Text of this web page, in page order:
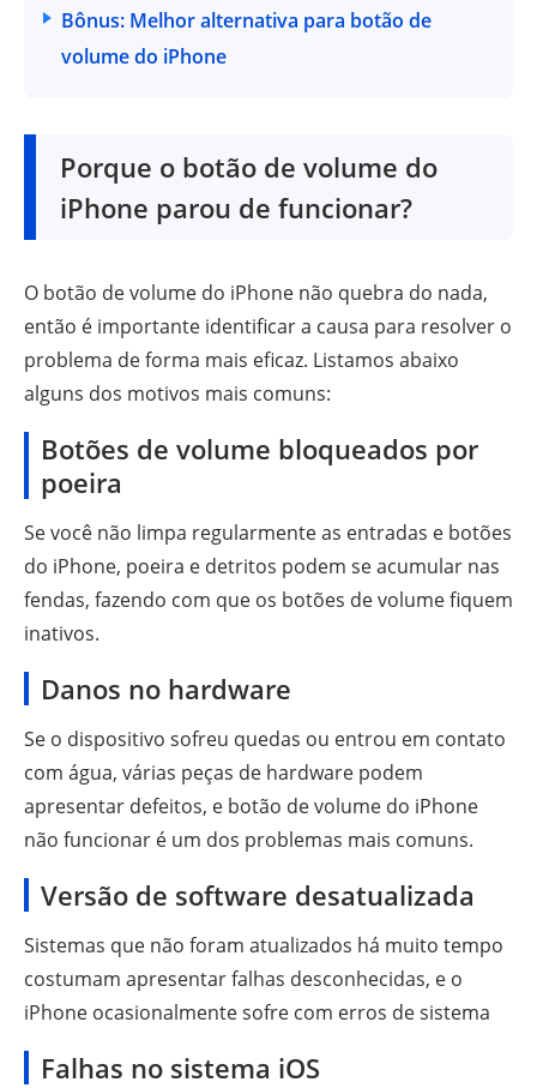
Método 2: Atualize o sistema iOS
Método 1: Remova a capa protetora do
iPhone
iPhone
Método 4: Verifique as configurações de
Método 6: Entre em contato com o Suporte
da Apple para reparar o firmware
Bônus: Melhor alternativa para botão de
volume do iPhone
Porque o botão de volume do
iPhone parou de funcionar?
O botão de volume do iPhone não quebra do nada,
então é importante identificar a causa para resolver o
problema de forma mais eficaz. Listamos abaixo
alguns dos motivos mais comuns:
Botões de volume bloqueados por
poeira
Se você não limpa regularmente as entradas e botões
do iPhone, poeira e detritos podem se acumular nas
fendas, fazendo com que os botões de volume fiquem
inativos.
Danos no hardware
Se o dispositivo sofreu quedas ou entrou em contato
com água, várias peças de hardware podem
apresentar defeitos, e botão de volume do iPhone
não funcionar é um dos problemas mais comuns.
Versão de software desatualizada
Sistemas que não foram atualizados há muito tempo
costumam apresentar falhas desconhecidas, e o
iPhone ocasionalmente sofre com erros de sistema
Falhas no sistema iOS